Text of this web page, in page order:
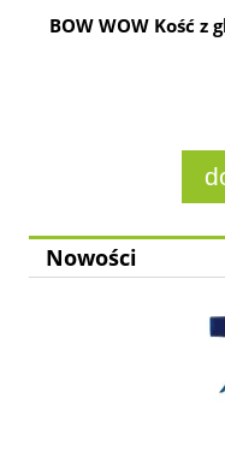
BOW WOW Kość
Nowości